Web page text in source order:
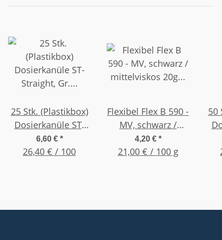
25 Stk. (Plastikbox)
Dosierkanüle ST-
Straight, Gr. 22G
0,5" (12,7mm) Blau
6,60 € *
26,40 € / 100
Flexibel Flex B 590 -
MV, schwarz /
mittelviskos 20g
Flasche
4,20 € *
21,00 € / 100 g
50